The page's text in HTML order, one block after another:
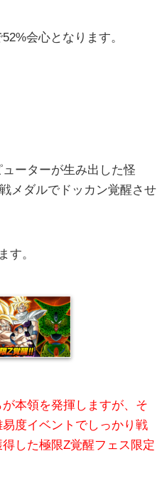
会心となります。
ーターが生み出した怪
メダルでドッカン覚醒させ
す。
が本領を発揮しますが、そ
度イベントでしっかり戦
した極限Z覚醒フェス限定